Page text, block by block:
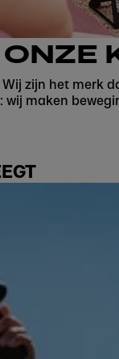
zijn het
maken